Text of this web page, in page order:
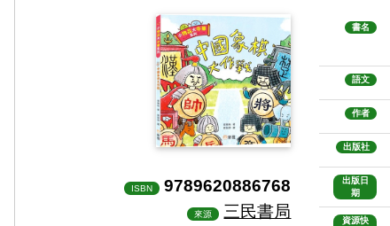
ISBN 9789620886768
來源 三民書局
書名
語文
作者
出版社
出版日
期
資源快